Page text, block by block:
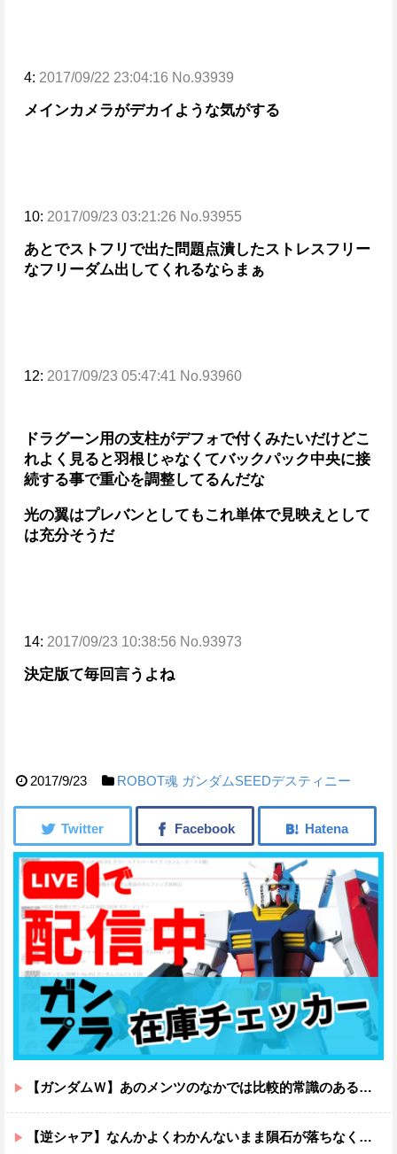
4: 2017/09/22 23:04:16 No.93939
メインカメラがデカイような気がする
10: 2017/09/23 03:21:26 No.93955
あとでストフリで出た問題点潰したストレスフリー
なフリーダム出してくれるならまぁ
12: 2017/09/23 05:47:41 No.93960
ドラグーン用の支柱がデフォで付くみたいだけどこ
れよく見ると羽根じゃなくてバックパック中央に接
続する事で重心を調整してるんだな
光の翼はプレバンとしてもこれ単体で見映えとして
は充分そうだ
14: 2017/09/23 10:38:56 No.93973
決定版て毎回言うよね
2017/9/23 ROBOT魂 ガンダムSEEDデスティニー
【ガンダムＷ】あのメンツのなかでは比較的常識のあるほうなのがデュオだよね
【逆シャア】なんかよくわかんないまま隕石が落ちなくていい感じに終わった作品ｗｗｗｗｗｗ